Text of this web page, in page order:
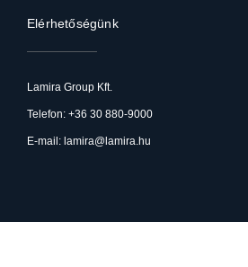
Elérhetőségünk
Lamira Group Kft.
Telefon: +36 30 880-9000
E-mail: lamira@lamira.hu